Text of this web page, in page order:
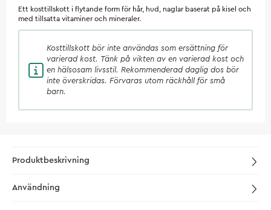
Ett kosttillskott i flytande form för hår, hud, naglar baserat på kisel och
med tillsatta vitaminer och mineraler.
Kosttillskott bör inte användas som ersättning för
varierad kost. Tänk på vikten av en varierad kost och
en hälsosam livsstil. Rekommenderad daglig dos bör
inte överskridas. Förvaras utom räckhåll för små
barn.
Produktbeskrivning
Användning